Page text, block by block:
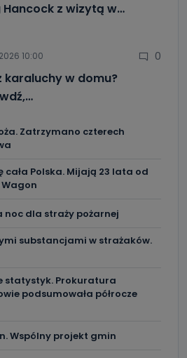
Hancock z wizytą w…
10:00 0
karaluchy w domu?
Zatrzymano czterech
cała Polska. Mijają 23 lata od
noc dla straży pożarnej
substancjami w strażaków.
statystyk. Prokuratura
podsumowała półrocze
Wspólny projekt gmin